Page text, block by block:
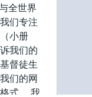
全世界
们专注
小册
我们的
督徒生
们的网
式。 我